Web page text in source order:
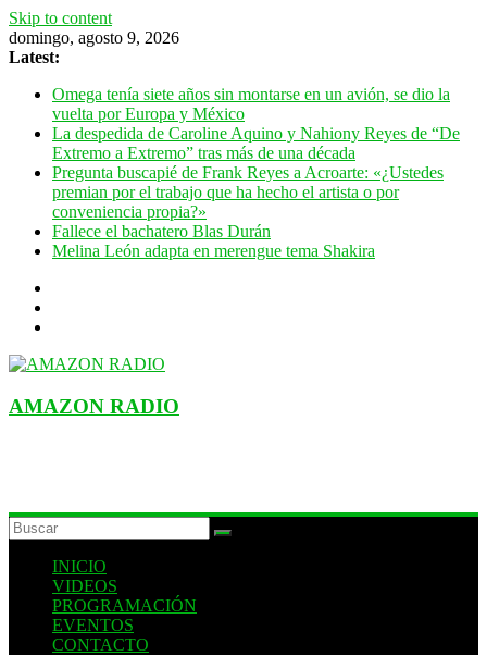
Skip to content
domingo, agosto 9, 2026
Latest:
Omega tenía siete años sin montarse en un avión, se dio la
vuelta por Europa y México
La despedida de Caroline Aquino y Nahiony Reyes de “De
Extremo a Extremo” tras más de una década
Pregunta buscapié de Frank Reyes a Acroarte: «¿Ustedes
premian por el trabajo que ha hecho el artista o por
conveniencia propia?»
Fallece el bachatero Blas Durán
Melina León adapta en merengue tema Shakira
AMAZON RADIO
INICIO
VIDEOS
PROGRAMACIÓN
EVENTOS
CONTACTO